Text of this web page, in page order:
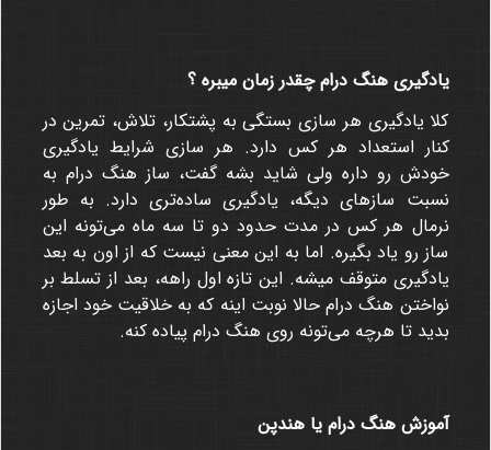
یادگیری هنگ درام چقدر زمان میبره ؟
کلا یادگیری هر سازی بستگی به پشتکار، تلاش، تمرین در
کنار استعداد هر کس دارد. هر سازی شرایط یادگیری
خودش رو داره ولی شاید بشه گفت، ساز هنگ درام به
نسبت سازهای دیگه، یادگیری ساده‌تری دارد. به طور
نرمال هر کس در مدت حدود دو تا سه ماه می‌تونه این
ساز رو یاد بگیره. اما به این معنی نیست که از اون به بعد
یادگیری متوقف میشه. این تازه اول راهه، بعد از تسلط بر
نواختن هنگ درام حالا نوبت اینه که به خلاقیت خود اجازه
بدید تا هرچه می‌تونه روی هنگ درام پیاده کنه.
آموزش هنگ درام یا هندپن